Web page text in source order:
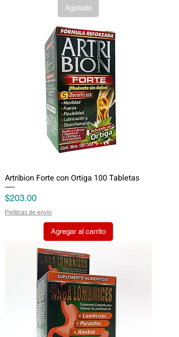
Agotado
Artribion Forte con Ortiga 100 Tabletas
Precio
$203.00
Políticas de envío
Agregar al carrito